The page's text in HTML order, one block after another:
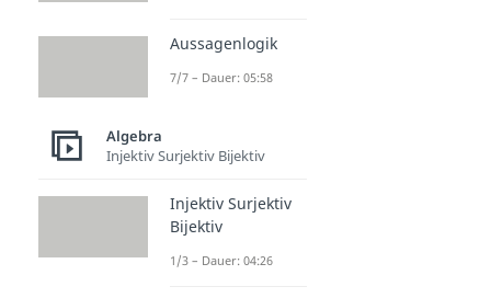
Aussagenlogik
7/7 – Dauer: 05:58
Algebra
Injektiv Surjektiv Bijektiv
Injektiv Surjektiv
Bijektiv
1/3 – Dauer: 04:26